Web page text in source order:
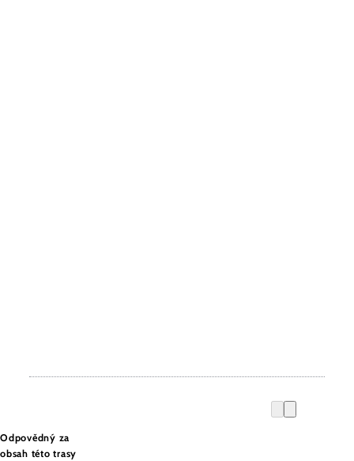
Odpovědný za
obsah této trasy